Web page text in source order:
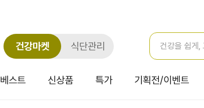
건강마켓 식단관리
베스트 신상품 특가 기획전/이벤트